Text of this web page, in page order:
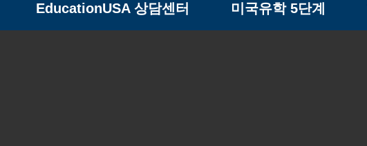
EducationUSA 상담센터 미국유학 5단계